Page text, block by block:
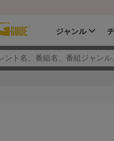
ジャンル